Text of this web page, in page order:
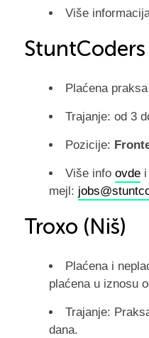
Više
Plaćena praksa
Trajanje: od 3
Pozicije:
Više info ovdei
mejl:
Troxo (Niš)
Plaćena i
plaćena u iznosu
Trajanje:
dana.